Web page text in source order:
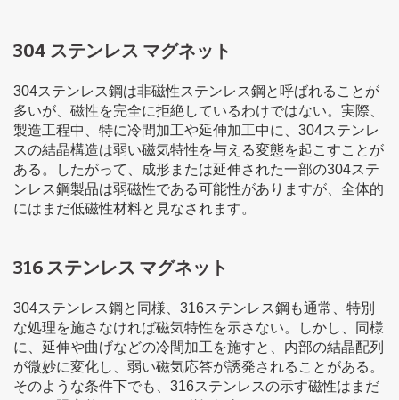
304 ステンレス マグネット
304ステンレス鋼は非磁性ステンレス鋼と呼ばれることが
多いが、磁性を完全に拒絶しているわけではない。実際、
製造工程中、特に冷間加工や延伸加工中に、304ステンレ
スの結晶構造は弱い磁気特性を与える変態を起こすことが
ある。したがって、成形または延伸された一部の304ステ
ンレス鋼製品は弱磁性である可能性がありますが、全体的
にはまだ低磁性材料と見なされます。
316 ステンレス マグネット
304ステンレス鋼と同様、316ステンレス鋼も通常、特別
な処理を施さなければ磁気特性を示さない。しかし、同様
に、延伸や曲げなどの冷間加工を施すと、内部の結晶配列
が微妙に変化し、弱い磁気応答が誘発されることがある。
そのような条件下でも、316ステンレスの示す磁性はまだ